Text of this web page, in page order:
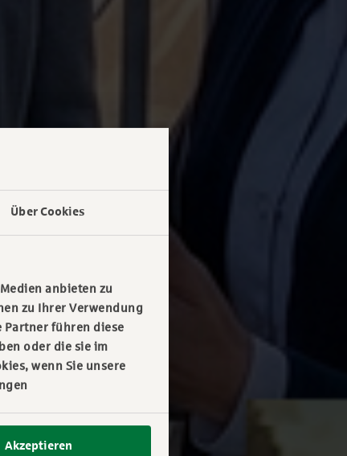
Über Cookies
anbieten zu
zu Ihrer Verwendung
Partner führen diese
oder die sie im
wenn Sie unsere
Akzeptieren